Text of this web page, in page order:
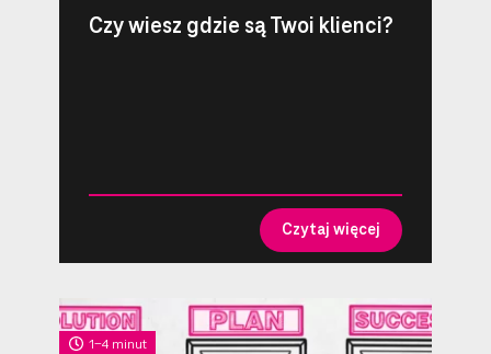
Czy wiesz gdzie są Twoi klienci?
Czytaj więcej
1-4 minut